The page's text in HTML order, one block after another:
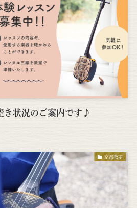
き状況のご案内です♪
京都教室